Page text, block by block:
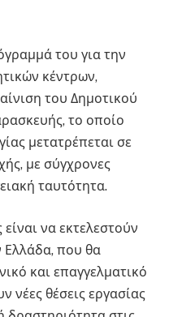
του για την
κέντρων,
του Δημοτικού
το οποίο
μετατρέπεται σε
με σύγχρονες
ταυτότητα.
να εκτελεστούν
Ελλάδα, που θα
και επαγγελματικό
νέες θέσεις εργασίας